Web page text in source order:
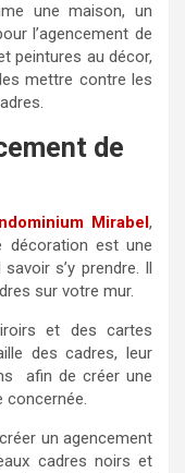
une maison, un
l’agencement de
peintures au décor,
mettre contre les
de
Mirabel,
décoration est une
s’y prendre. Il
sur votre mur.
et des cartes
des cadres, leur
afin de créer une
concernée.
un agencement
cadres noirs et